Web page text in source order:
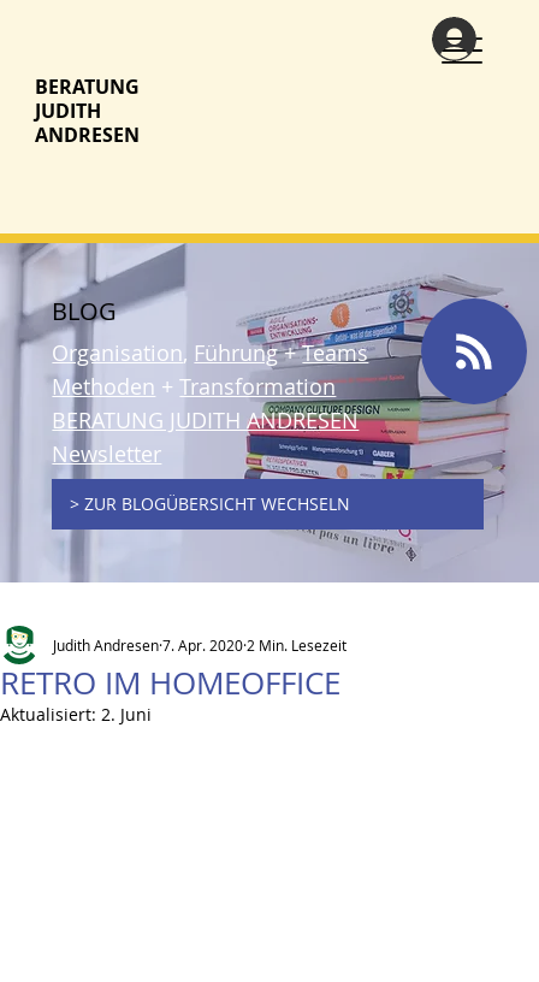
BERATUNG
JUDITH
ANDRESEN
BLOG
Organisation, Führung+Teams
Methoden +Transformation
BERATUNG JUDITH ANDRESEN
Newsletter
> ZUR BLOGÜBERSICHT WECHSELN
RETRO IM HOMEOFFICE
Judith Andresen7. Apr. 2020 2 Min. Lesezeit
Aktualisiert: 2. Juni